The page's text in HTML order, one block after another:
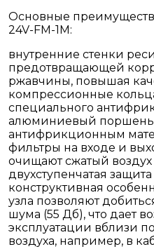
Основные
24V-FM-1M:
внутренние стенки
предотвращающей
ржавчины, повышая
компрессионные
специального
алюминиевый
антифрикционным
фильтры на входе и
очищают сжатый воздух
двухступенчатая
конструктивная
узла позволяют
шума (55 Дб), что дает
эксплуатации вблизи
воздуха, например, в